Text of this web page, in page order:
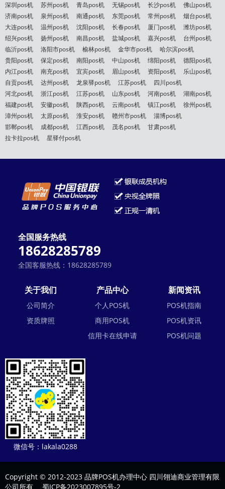
深圳pos机
苏州pos机 青岛pos机 无锡pos机 长沙pos机
佛山pos机
济南pos机
泉州pos机 南通pos机 东莞pos机 常州pos机
烟台pos机
大连pos机
温州pos机 沈阳pos机 长春pos机 厦门pos机
潍坊pos机
绍兴pos机
扬州pos机 南昌pos机 盐城pos机 嘉兴pos机
台州pos机
临沂pos机
洛阳市pos机 榆林pos机 金华市pos机
哈尔滨pos机
贵阳pos机
保定pos机 南阳pos机 中山pos机 绵阳pos机
德阳pos机
内江pos机
南充pos机 宜宾pos机 眉山pos机 资阳pos机
乐山pos机
自贡pos机
达州pos机 龙泉驿pos机 江苏pos机
四川pos机
河北pos机
浙江pos机 江苏pos机 山东pos机 河南pos机
湖南pos机
福建pos机
安徽pos机 陕西pos机 云南pos机 镇江pos机
徐州pos机
漳州pos机
太原pos机 淮安pos机 赣州市pos机
淄博pos机
邯郸pos机
成都pos机 江西pos机 茂名pos机
甘肃pos机
拉卡拉pos机
星驿付pos机
全国服务热线
18628285789
全国客服热线：18628285789
关于我们
公司简介
资质牌照
产品中心
个人POS机
商用POS机
信用卡在线申请
新闻资讯
POS机指南
POS机资讯
POS机问题
微信号：lakala0288
Copyright © 2012-2023 品牌POS机办理中心 四川翎迪商业管理有限
公司所有 蜀ICP备2023007895号-2